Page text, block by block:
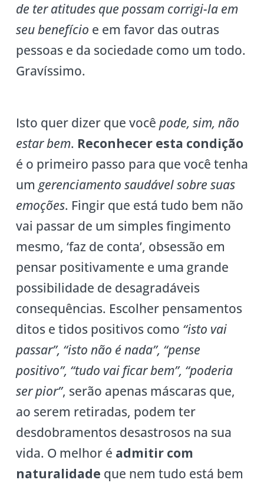
de ter atitudes que possam corrigi-la em
seu benefício e em favor das outras
pessoas e da sociedade como um todo.
Gravíssimo.
Isto quer dizer que você pode, sim, não
estar bem. Reconhecer esta condição
é o primeiro passo para que você tenha
um gerenciamento saudável sobre suas
emoções. Fingir que está tudo bem não
vai passar de um simples fingimento
mesmo, ‘faz de conta’, obsessão em
pensar positivamente e uma grande
possibilidade de desagradáveis
consequências. Escolher pensamentos
ditos e tidos positivos como “isto vai
passar”, “isto não é nada”, “pense
positivo”, “tudo vai ficar bem”, “poderia
ser pior”, serão apenas máscaras que,
ao serem retiradas, podem ter
desdobramentos desastrosos na sua
vida. O melhor é admitir com
naturalidade que nem tudo está bem